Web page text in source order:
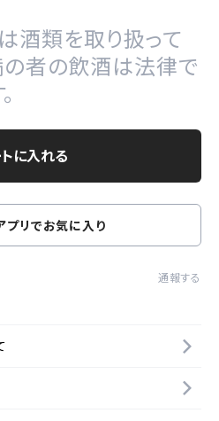
酒類を取り扱って
の者の飲酒は法律で
に入れる
プリでお気に入り
通報する